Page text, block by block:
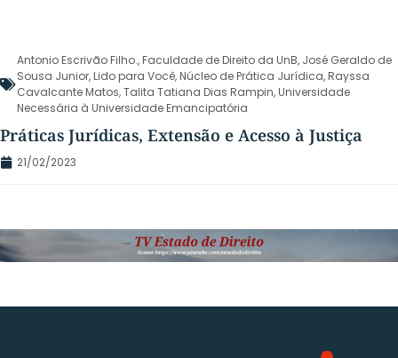
Antonio Escrivão Filho.,Faculdade de Direito da UnB, José Geraldo de
Sousa Junior,Lido para Você,Núcleo de Prática Jurídica,Rayssa
Cavalcante Matos,Talita Tatiana Dias Rampin,Universidade
Necessária à Universidade Emancipatória
Práticas Jurídicas, Extensão e Acesso à Justiça
21/02/2023